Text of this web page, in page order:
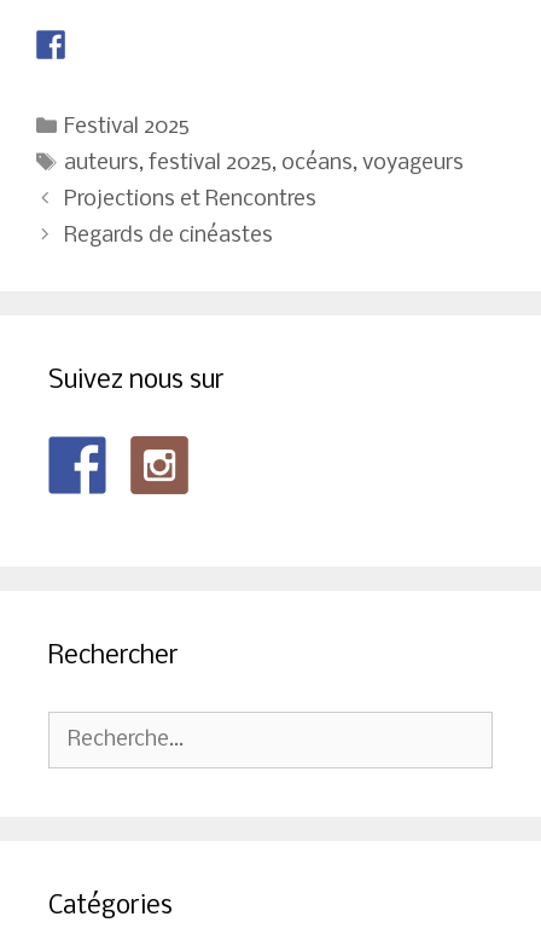
Catégories
Festival 2025
Étiquettes
auteurs,festival 2025, océans,voyageurs
Navigation
des
Projections et Rencontres
Regards de cinéastes
Suivez nous sur
Rechercher
Rechercher :
Catégories